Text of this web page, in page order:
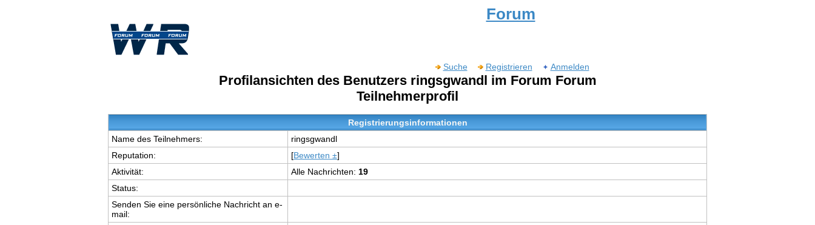
Forum
Suche Registrieren Anmelden
Profilansichten des Benutzers ringsgwandl im Forum Forum
Teilnehmerprofil
Registrierungsinformationen
Name des Teilnehmers:
ringsgwandl
Reputation:
[Bewerten ±]
Aktivität:
Alle Nachrichten: 19
Status:
Senden Sie eine persönliche Nachricht an e-
mail: